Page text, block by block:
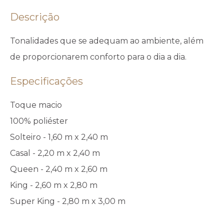
Descrição
Tonalidades que se adequam ao ambiente, além
de proporcionarem conforto para o dia a dia.
Especificações
Toque macio
100% poliéster
Solteiro - 1,60 m x 2,40 m
Casal - 2,20 m x 2,40 m
Queen - 2,40 m x 2,60 m
King - 2,60 m x 2,80 m
Super King - 2,80 m x 3,00 m